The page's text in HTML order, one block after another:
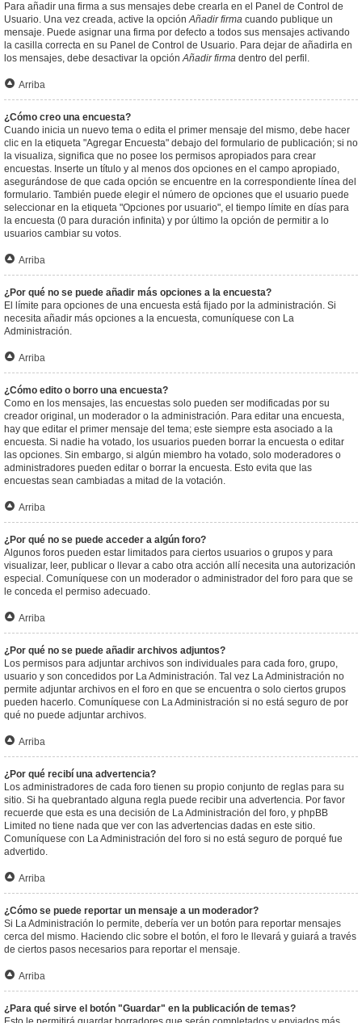
Para añadir una firma a sus mensajes debe crearla en el Panel de Control de
Usuario. Una vez creada, active la opciónAñadir firma cuando publique un
mensaje. Puede asignar una firma por defecto a todos sus mensajes activando
la casilla correcta en su Panel de Control de Usuario. Para dejar de añadirla en
los mensajes, debe desactivar la opciónAñadir firma dentro del perfil.
Arriba
¿Cómo creo una encuesta?
Cuando inicia un nuevo tema o edita el primer mensaje del mismo, debe hacer
clic en la etiqueta "Agregar Encuesta" debajo del formulario de publicación; si no
la visualiza, significa que no posee los permisos apropiados para crear
encuestas. Inserte un título y al menos dos opciones en el campo apropiado,
asegurándose de que cada opción se encuentre en la correspondiente línea del
formulario. También puede elegir el número de opciones que el usuario puede
seleccionar en la etiqueta "Opciones por usuario", el tiempo límite en días para
la encuesta (0 para duración infinita) y por último la opción de permitir a lo
usuarios cambiar su votos.
Arriba
¿Por qué no se puede añadir más opciones a la encuesta?
El límite para opciones de una encuesta está fijado por la administración. Si
necesita añadir más opciones a la encuesta, comuníquese con La
Administración.
Arriba
¿Cómo edito o borro una encuesta?
Como en los mensajes, las encuestas solo pueden ser modificadas por su
creador original, un moderador o la administración. Para editar una encuesta,
hay que editar el primer mensaje del tema; este siempre esta asociado a la
encuesta. Si nadie ha votado, los usuarios pueden borrar la encuesta o editar
las opciones. Sin embargo, si algún miembro ha votado, solo moderadores o
administradores pueden editar o borrar la encuesta. Esto evita que las
encuestas sean cambiadas a mitad de la votación.
Arriba
¿Por qué no se puede acceder a algún foro?
Algunos foros pueden estar limitados para ciertos usuarios o grupos y para
visualizar, leer, publicar o llevar a cabo otra acción allí necesita una autorización
especial. Comuníquese con un moderador o administrador del foro para que se
le conceda el permiso adecuado.
Arriba
¿Por qué no se puede añadir archivos adjuntos?
Los permisos para adjuntar archivos son individuales para cada foro, grupo,
usuario y son concedidos por La Administración. Tal vez La Administración no
permite adjuntar archivos en el foro en que se encuentra o solo ciertos grupos
pueden hacerlo. Comuníquese con La Administración si no está seguro de por
qué no puede adjuntar archivos.
Arriba
¿Por qué recibí una advertencia?
Los administradores de cada foro tienen su propio conjunto de reglas para su
sitio. Si ha quebrantado alguna regla puede recibir una advertencia. Por favor
recuerde que esta es una decisión de La Administración del foro, y phpBB
Limited no tiene nada que ver con las advertencias dadas en este sitio.
Comuníquese con La Administración del foro si no está seguro de porqué fue
advertido.
Arriba
¿Cómo se puede reportar un mensaje a un moderador?
Si La Administración lo permite, debería ver un botón para reportar mensajes
cerca del mismo. Haciendo clic sobre el botón, el foro le llevará y guiará a través
de ciertos pasos necesarios para reportar el mensaje.
Arriba
¿Para qué sirve el botón "Guardar" en la publicación de temas?